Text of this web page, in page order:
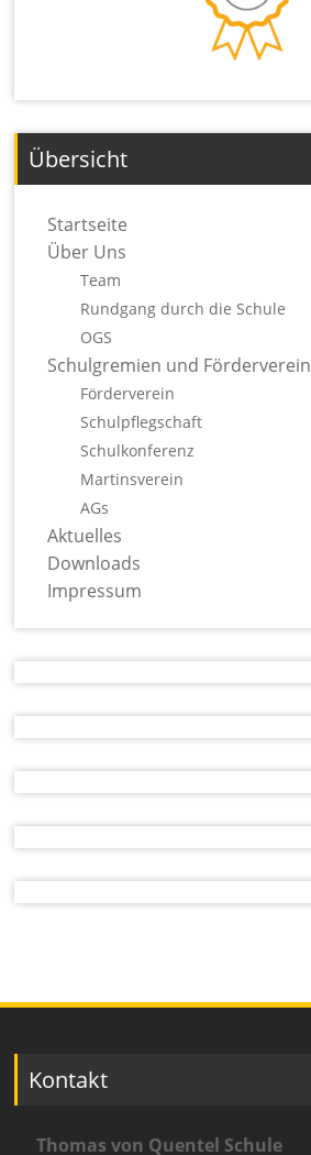
Übersicht
Startseite
Über Uns
Team
Rundgang durch die Schule
OGS
Schulgremien und Förderverein
Förderverein
Schulpflegschaft
Schulkonferenz
Martinsverein
AGs
Aktuelles
Downloads
Impressum
Kontakt
Thomas von Quentel Schule